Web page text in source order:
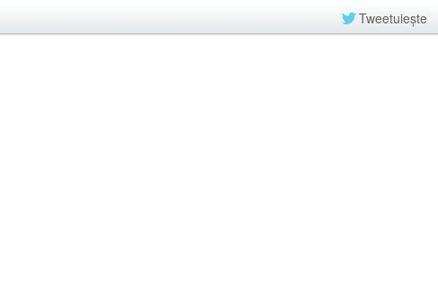
Tweetuiește